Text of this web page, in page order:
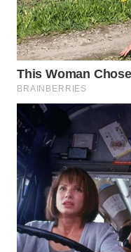
WN
MANDALIKA
WN
LIKUPANG
WN
LABUANBAJO
BORNEO
Wahana
Media
Group